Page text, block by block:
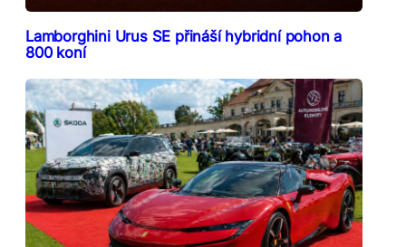
Lamborghini Urus SE přináší hybridní pohon a
800 koní